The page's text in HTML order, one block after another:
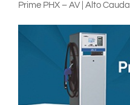
Prime PHX – AV | Alto Caudal